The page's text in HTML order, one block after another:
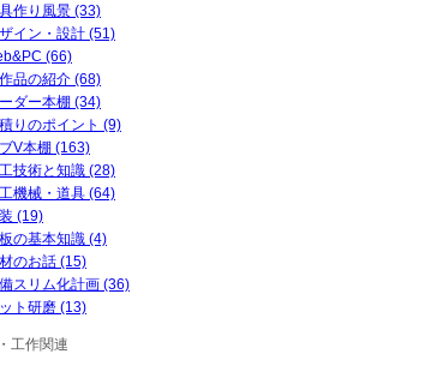
作り風景 (33)
イン・設計 (51)
(66)
品の紹介 (68)
ダー本棚 (34)
りのポイント (9)
V本棚 (163)
技術と知識 (28)
機械・道具 (64)
(19)
の基本知識 (4)
のお話 (15)
スリム化計画 (36)
ト研磨 (13)
工作関連